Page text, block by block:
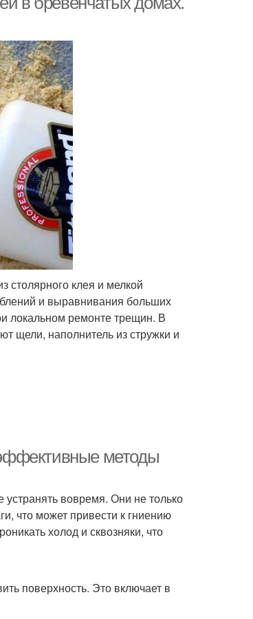
столярного клея и мелкой
и выравнивания больших
локальном ремонте трещин. В
щели, наполнитель из стружки и
методы
вовремя. Они не только
что может привести к гниению
холод и сквозняки, что
поверхность. Это включает в